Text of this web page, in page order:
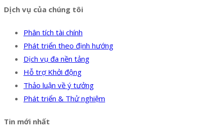
Dịch vụ của chúng tôi
Phân tích tài chính
Phát triển theo định hướng
Dịch vụ đa nền tảng
Hỗ trợ Khởi động
Thảo luận về ý tưởng
Phát triển & Thử nghiệm
Tin mới nhất